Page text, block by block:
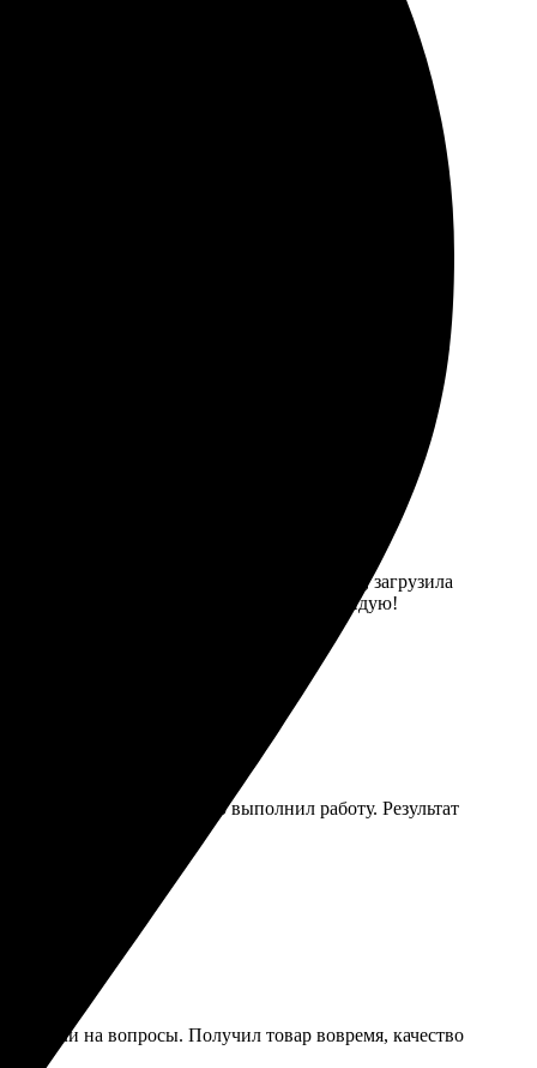
быстро обработали мой запрос. Поддержка
и ярко! Рекомендую всем.
качество отличное. Буду заказывать снова!
вошла на сайт, выбрала нужный вариант, загрузила
Очень качественная печать! Рекомендую!
с дизайном и быстро выполнил работу. Результат
на вопросы. Получил товар вовремя, качество